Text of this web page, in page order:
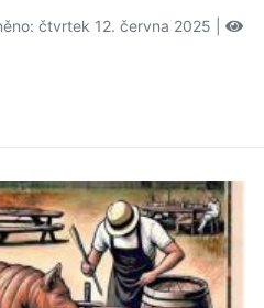
čtvrtek 12. června 2025 |